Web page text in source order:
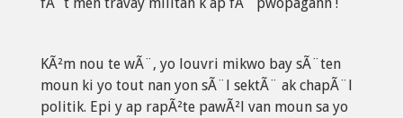
KÃ²m nou te wÃ¨, yo louvri mikwo bay sÃ¨ten
moun ki yo tout nan yon sÃ¨l sektÃ¨ ak chapÃ¨l
politik. Epi y ap rapÃ²te pawÃ²l van moun sa yo